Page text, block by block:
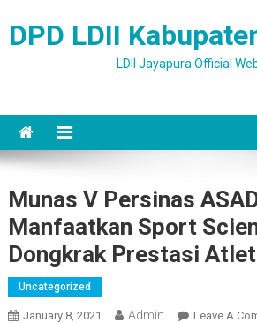
DPD LDII
LDII Jayapura Official
Munas V Persinas
Manfaatkan Sport
Dongkrak Prestasi Atlet
Uncategorized
January 8, 2021 Admin Leave A